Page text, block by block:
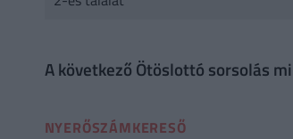
A következő Ötöslottó sorsolás
NYERŐSZÁMKERESŐ